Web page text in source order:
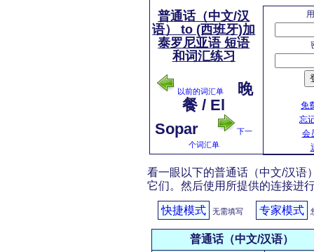
免
忘
会
普通话（中文/汉
语） to (西班牙)加
泰罗尼亚语 短语
和词汇练习
以前的词汇单
晚
餐 / El
Sopar
下一
个词汇单
看一眼以下的普通话（中文/汉语
它们。然后使用所提供的连接进
快捷模式 无需填写 专家模式
普通话（中文/汉语）